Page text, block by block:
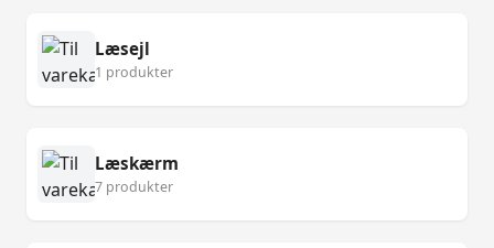
Læsejl
1 produkter
Læskærm
7 produkter